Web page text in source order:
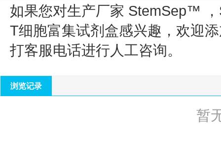
如果您对生产厂家 StemSep™ ，
T细胞富集试剂盒感兴趣，欢迎
打客服电话进行人工咨询。
浏览记录
暂